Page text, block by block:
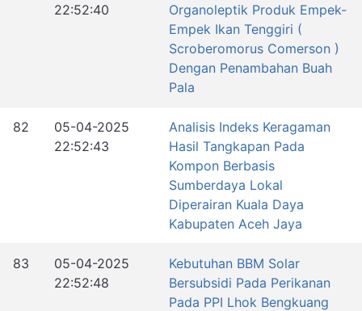
22:52:40
Organoleptik Produk Empek-
Empek Ikan Tenggiri (
Scroberomorus Comerson )
Dengan Penambahan Buah
Pala
82
05-04-2025
22:52:43
Analisis Indeks Keragaman
Hasil Tangkapan Pada
Kompon Berbasis
Sumberdaya Lokal
Diperairan Kuala Daya
Kabupaten Aceh Jaya
83
05-04-2025
22:52:48
Kebutuhan BBM Solar
Bersubsidi Pada Perikanan
Pada PPI Lhok Bengkuang